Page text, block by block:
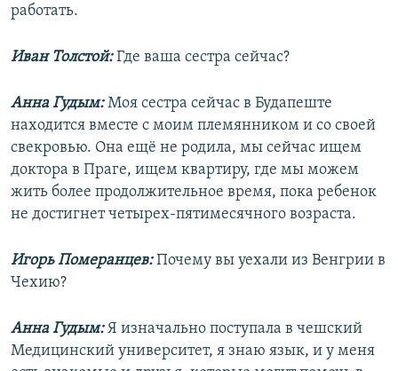
работать.
Иван Толстой:Где ваша сестра сейчас?
Анна Гудым:Моя сестра сейчас в Будапеште
находится вместе с моим племянником и со своей
свекровью. Она ещё не родила, мы сейчас ищем
доктора в Праге, ищем квартиру, где мы можем
жить более продолжительное время, пока ребенок
не достигнет четырех-пятимесячного возраста.
Игорь Померанцев:Почему вы уехали из Венгрии в
Чехию?
Анна Гудым:Я изначально поступала в чешский
Медицинский университет, я знаю язык, и у меня